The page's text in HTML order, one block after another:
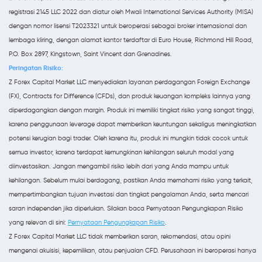
registrasi 2145 LLC 2022 dan diatur oleh Mwali International Services Authority (MISA)
dengan nomor lisensi T2023321 untuk beroperasi sebagai broker internasional dan
lembaga kliring, dengan alamat kantor terdaftar di Euro House, Richmond Hill Road,
P.O. Box 2897, Kingstown, Saint Vincent dan Grenadines.
Peringatan Risiko:
Z Forex Capital Market LLC menyediakan layanan perdagangan Foreign Exchange
(FX), Contracts for Difference (CFDs), dan produk keuangan kompleks lainnya yang
diperdagangkan dengan margin. Produk ini memiliki tingkat risiko yang sangat tinggi,
karena penggunaan leverage dapat memberikan keuntungan sekaligus meningkatkan
potensi kerugian bagi trader. Oleh karena itu, produk ini mungkin tidak cocok untuk
semua investor, karena terdapat kemungkinan kehilangan seluruh modal yang
diinvestasikan. Jangan mengambil risiko lebih dari yang Anda mampu untuk
kehilangan. Sebelum mulai berdagang, pastikan Anda memahami risiko yang terkait,
mempertimbangkan tujuan investasi dan tingkat pengalaman Anda, serta mencari
saran independen jika diperlukan. Silakan baca Pernyataan Pengungkapan Risiko
yang relevan di sini: Pernyataan Pengungkapan Risiko.
Z Forex Capital Market LLC tidak memberikan saran, rekomendasi, atau opini
mengenai akuisisi, kepemilikan, atau penjualan CFD. Perusahaan ini beroperasi hanya